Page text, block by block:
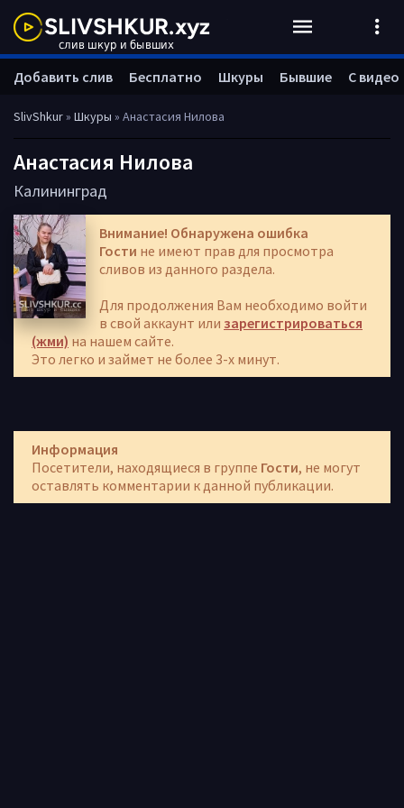
SlivShkur» Шкуры » Анастасия Нилова
Анастасия Нилова
Калининград
Внимание! Обнаружена ошибка
Гости не имеют прав для просмотра
сливов из данного раздела.
Для продолжения Вам необходимо войти
в свой аккаунт или зарегистрироваться
(жми) на нашем сайте.
Это легко и займет не более 3-х минут.
Информация
Посетители, находящиеся в группе Гости, не могут
оставлять комментарии к данной публикации.
Добавить слив Бесплатно Шкуры Бывшие С видео